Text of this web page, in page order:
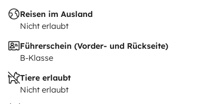
Reisen im Ausland
Nicht erlaubt
Führerschein (Vorder- und Rückseite)
B-Klasse
Tiere erlaubt
Nicht erlaubt